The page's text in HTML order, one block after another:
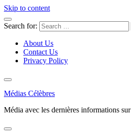
Skip to content
Search for:
About Us
Contact Us
Privacy Policy
Médias Célèbres
Média avec les dernières informations